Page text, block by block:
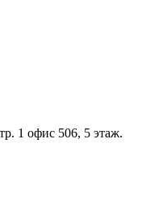
1 офис 506, 5 этаж.